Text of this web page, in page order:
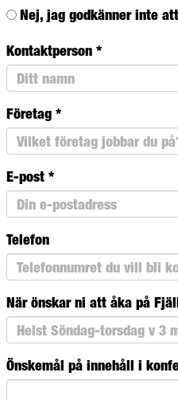
Nej, jag godkänner inte
Kontaktperson *
Företag *
E-post *
Telefon
När önskar ni att åka på
Önskemål på innehåll i